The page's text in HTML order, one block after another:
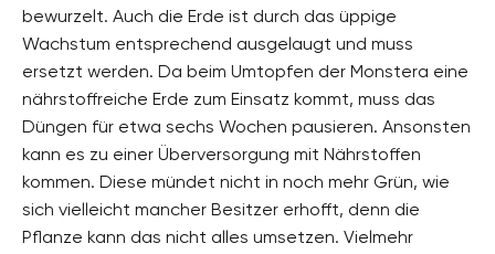
bewurzelt. Auch die Erde ist durch das üppige
Wachstum entsprechend ausgelaugt und muss
ersetzt werden. Da beim Umtopfen der Monstera eine
nährstoffreiche Erde zum Einsatz kommt, muss das
Düngen für etwa sechs Wochen pausieren. Ansonsten
kann es zu einer Überversorgung mit Nährstoffen
kommen. Diese mündet nicht in noch mehr Grün, wie
sich vielleicht mancher Besitzer erhofft, denn die
Pflanze kann das nicht alles umsetzen. Vielmehr